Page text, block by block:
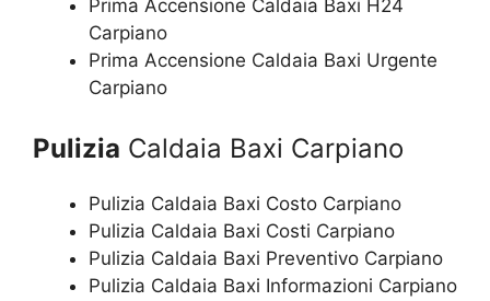
Prima Accensione Caldaia Baxi H24
Carpiano
Prima Accensione Caldaia Baxi Urgente
Carpiano
Pulizia Caldaia Baxi Carpiano
Pulizia Caldaia Baxi Costo Carpiano
Pulizia Caldaia Baxi Costi Carpiano
Pulizia Caldaia Baxi Preventivo Carpiano
Pulizia Caldaia Baxi Informazioni Carpiano